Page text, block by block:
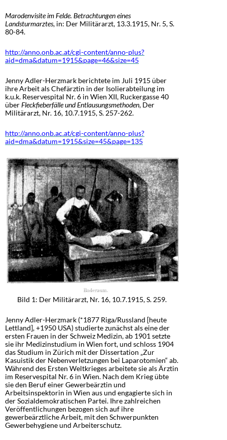
Marodenvisite im Felde. Betrachtungen eines
Landsturmarztes, in: Der Militärarzt, 13.3.1915, Nr. 5, S.
80-84.
http://anno.onb.ac.at/cgi-content/anno-plus?
aid=dma&datum=1915&page=46&size=45
Jenny Adler-Herzmark berichtete im Juli 1915 über
ihre Arbeit als Chefärztin in der Isolierabteilung im
k.u.k. Reservespital Nr. 6 in Wien XII, Ruckergasse 40
überFleckfieberfälle und Entlausungsmethoden, Der
Militärarzt, Nr. 16, 10.7.1915, S. 257-262.
http://anno.onb.ac.at/cgi-content/anno-plus?
aid=dma&datum=1915&size=45&page=135
Bild 1: Der Militärarzt, Nr. 16, 10.7.1915, S. 259.
Jenny Adler-Herzmark (*1877 Riga/Russland [heute
Lettland], +1950 USA) studierte zunächst als eine der
ersten Frauen in der Schweiz Medizin, ab 1901 setzte
sie ihr Medizinstudium in Wien fort, und schloss 1904
das Studium in Zürich mit der Dissertation „Zur
Kasuistik der Nebenverletzungen bei Laparotomien“ ab.
Während des Ersten Weltkrieges arbeitete sie als Ärztin
im Reservespital Nr. 6 in Wien. Nach dem Krieg übte
sie den Beruf einer Gewerbeärztin und
Arbeitsinspektorin in Wien aus und engagierte sich in
der Sozialdemokratischen Partei. Ihre zahlreichen
Veröffentlichungen bezogen sich auf ihre
gewerbeärztliche Arbeit, mit den Schwerpunkten
Gewerbehygiene und Arbeiterschutz.